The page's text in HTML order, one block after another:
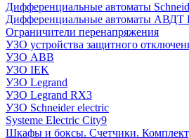
Дифференциальные автоматы
Дифференциальные автоматы АВДТ
Ограничители перенапряжения
УЗО устройства защитного
УЗО ABB
УЗО IEK
УЗО Legrand
УЗО Legrand RX3
УЗО Schneider electric
Systeme Electric City9
Шкафы и боксы. Счетчики.